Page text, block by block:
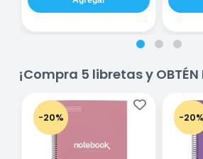
¡Compra 5 libretas y OBTÉN
-20% -20%